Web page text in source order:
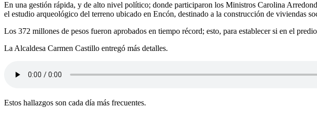
En una gestión rápida, y de alto nivel político; donde participaron los Ministros Carolina
el estudio arqueológico del terreno ubicado en Encón, destinado a la construcción de viviendas
Los 372 millones de pesos fueron aprobados en tiempo récord; esto, para establecer si en el
La Alcaldesa Carmen Castillo entregó más detalles.
Estos hallazgos son cada día más frecuentes.